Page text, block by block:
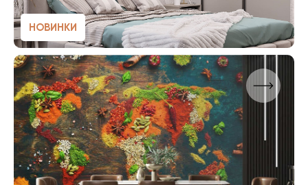
НОВИНКИ